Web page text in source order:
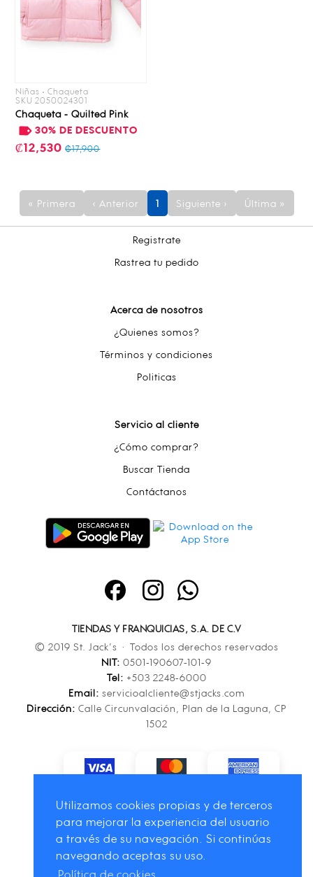
Utilizamos cookies propias y de terceros
para mejorar la experiencia del usuario
a través de su navegación. Si continúas
navegando aceptas su uso.
Niñas • Chaqueta
SKU 2050024301
Chaqueta - Quilted Pink
30% DE DESCUENTO
₡12,530 ₡17,900
« Primera ‹ Anterior 1 Siguiente › Última »
Registrate
Rastrea tu pedido
Acerca de nosotros
¿Quienes somos?
Términos y condiciones
Politicas
Servicio al cliente
¿Cómo comprar?
Buscar Tienda
Contáctanos
TIENDAS Y FRANQUICIAS, S.A. DE C.V
© 2019 St. Jack’s · Todos los derechos reservados
NIT: 0501-190607-101-9
Tel: +503 2248-6000
Email: servicioalcliente@stjacks.com
Dirección: Calle Circunvalación, Plan de la Laguna, CP
1502